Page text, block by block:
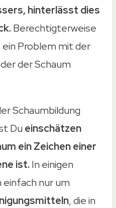
hinterlässt dies
Berechtigterweise
Problem mit der
der Schaum
Schaumbildung
Dueinschätzen
ein Zeichen einer
ist.In einigen
einfach nur um
, die in